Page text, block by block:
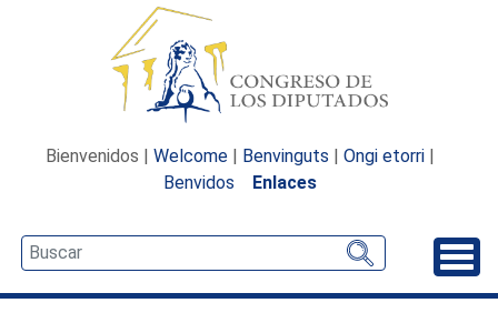
Bienvenidos | Welcome | Benvinguts | Ongi etorri |
Benvidos
Enlaces